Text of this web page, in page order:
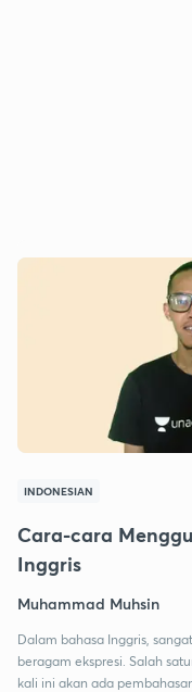
INDONESIAN
Cara-cara
Inggris
Muhammad Muhsin
Dalam bahasa Inggris,
beragam ekspresi. Salah
kali ini akan ada